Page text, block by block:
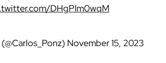
DHgPIm0wqM
November 15, 2023